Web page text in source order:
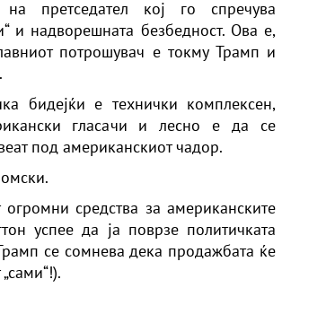
претседател кој го спречува
и надворешната безбедност. Ова е,
потрошувач е токму Трамп и
бидејќи е технички комплексен,
гласачи и лесно е да се
под американскиот чадор.
средства за американските
успее да ја поврзе политичката
се сомнева дека продажбата ќе